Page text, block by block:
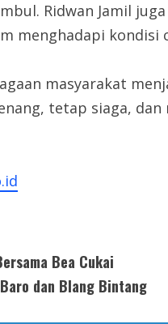
Ridwan Jamil
menghadapi kondisi
masyarakat
tetap siaga,
Bea Cukai
dan Blang Bintang